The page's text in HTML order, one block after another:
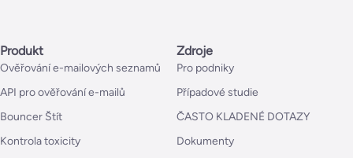
Produkt
Ověřování e-mailových seznamů
API pro ověřování e-mailů
Bouncer Štít
Kontrola toxicity
Zdroje
Pro podniky
Případové studie
ČASTO KLADENÉ DOTAZY
Dokumenty